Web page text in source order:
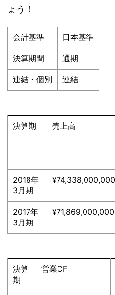
ょう！
会計基準 日本基準
決算期間 通期
連結・個別 連結
決算期 売上高
2018年
3月期
¥74,338,000,000
2017年
3月期
¥71,869,000,000
決算
期
営業CF